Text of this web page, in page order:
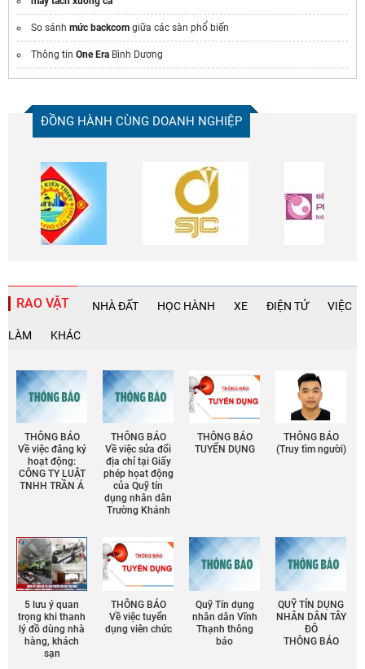
So sánh mức backcom giữa các sàn phổ biến
Thông tin One Era Bình Dương
ĐỒNG HÀNH CÙNG DOANH NGHIỆP
RAO VẶT NHÀ ĐẤT HỌC HÀNH XE ĐIỆN TỬ VIỆC
LÀM KHÁC
THÔNG BÁO
Về việc đăng ký
hoạt động:
CÔNG TY LUẬT
TNHH TRẦN Á
THÔNG BÁO
Về việc sửa đổi
địa chỉ tại Giấy
phép họat động
của Quỹ tín
dụng nhân dân
Trường Khánh
THÔNG BÁO
TUYỂN DỤNG
THÔNG BÁO
(Truy tìm người)
5 lưu ý quan
trọng khi thanh
lý đồ dùng nhà
hàng, khách
sạn
THÔNG BÁO
Về việc tuyển
dụng viên chức
Quỹ Tín dụng
nhân dân Vĩnh
Thạnh thông
báo
QUỸ TÍN DỤNG
NHÂN DÂN TÂY
ĐÔ
THÔNG BÁO